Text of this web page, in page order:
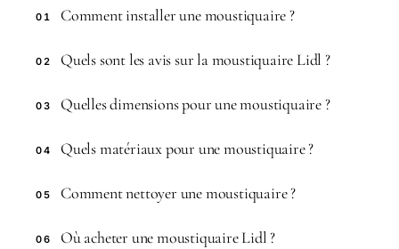
01 Comment installer une moustiquaire ?
02 Quels sont les avis sur la moustiquaire Lidl ?
03 Quelles dimensions pour une moustiquaire ?
04 Quels matériaux pour une moustiquaire ?
05 Comment nettoyer une moustiquaire ?
06 Où acheter une moustiquaire Lidl ?